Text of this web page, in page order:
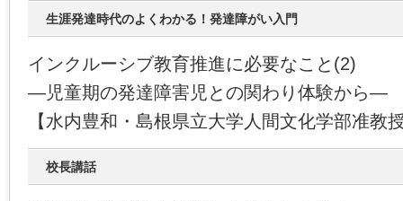
生涯発達時代のよくわかる！発達障がい入門
インクルーシブ教育推進に必要なこと(2)
―児童期の発達障害児との関わり体験から―
【水内豊和・島根県立大学人間文化学部准教
校長講話